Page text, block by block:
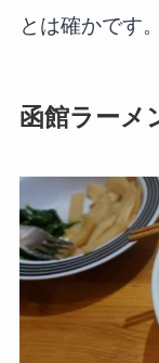
とは確かです。
函館ラーメ